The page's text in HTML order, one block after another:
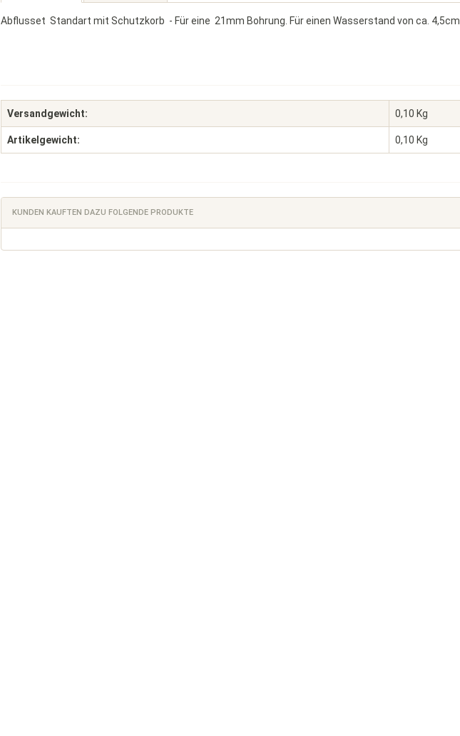
Abflusset Standart mit Schutzkorb - Für eine 21mm Bohrung. Für einen Wasserstand von ca. 4,5cm.
Versandgewicht: 0,10 Kg
Artikelgewicht: 0,10 Kg
KUNDEN KAUFTEN DAZU FOLGENDE PRODUKTE